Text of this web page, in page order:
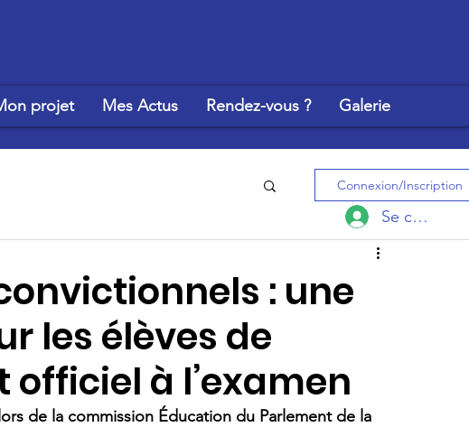
projet Mes Actus Rendez-vous ? Galerie
Connexion/Inscription
: une
les élèves de
officiel à l’examen
de la commission Éducation du Parlement de la
Se connecter